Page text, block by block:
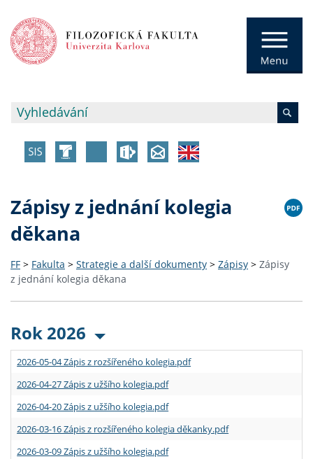
Zápisy z jednání kolegia
děkana
FF > Fakulta > Strategie a další dokumenty > Zápisy > Zápisy
z jednání kolegia děkana
Rok 2026
2026-05-04 Zápis z rozšířeného kolegia.pdf
2026-04-27 Zápis z užšího kolegia.pdf
2026-04-20 Zápis z užšího kolegia.pdf
2026-03-16 Zápis z rozšířeného kolegia děkanky.pdf
2026-03-09 Zápis z užšího kolegia.pdf